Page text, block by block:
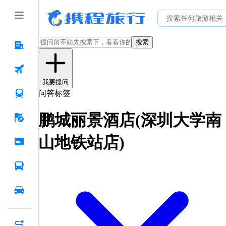
搜索
我要提问
问答标签
鹏城丽景酒店(深圳大学南
山地铁站店)